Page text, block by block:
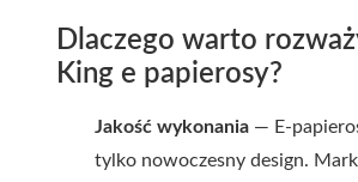
Dlaczego warto
King e papierosy?
Jakość wykonania — E-
tylko nowoczesny design.